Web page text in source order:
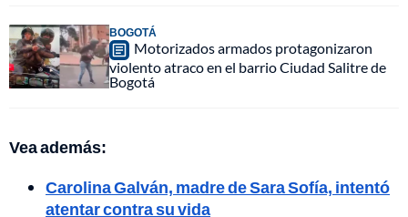
BOGOTÁ
Motorizados armados protagonizaron
violento atraco en el barrio Ciudad Salitre de
Bogotá
Vea además:
Carolina Galván, madre de Sara Sofía, intentó
atentar contra su vida